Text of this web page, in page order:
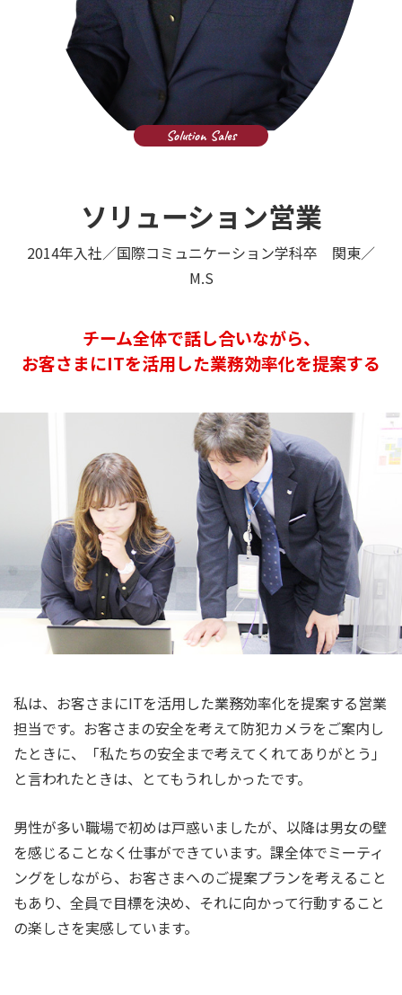
ソリューション営業
2014年入社／国際コミュニケーション学科卒 関東／
M.S
チーム全体で話し合いながら、
お客さまにITを活用した業務効率化を提案する
私は、お客さまにITを活用した業務効率化を提案する営業
担当です。お客さまの安全を考えて防犯カメラをご案内し
たときに、「私たちの安全まで考えてくれてありがとう」
と言われたときは、とてもうれしかったです。
男性が多い職場で初めは戸惑いましたが、以降は男女の壁
を感じることなく仕事ができています。課全体でミーティ
ングをしながら、お客さまへのご提案プランを考えること
もあり、全員で目標を決め、それに向かって行動すること
の楽しさを実感しています。